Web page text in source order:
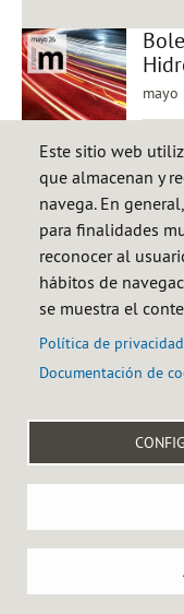
mayo
Este sitio web
que almacenan y
navega. En
para finalidades
reconocer al
hábitos de
se muestra el
Política de privacidad
Documentación de
Menú
pie
Aviso legal
Castellana 79,